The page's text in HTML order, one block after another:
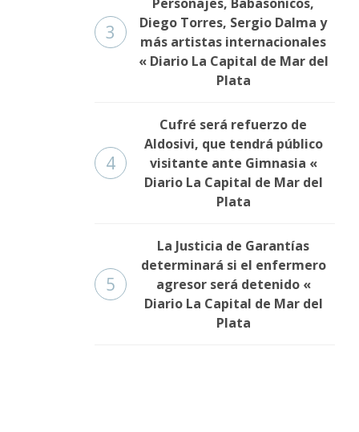
3
Diego Torres, Sergio Dalma y
más artistas internacionales
« Diario La Capital de Mar del
Plata
4
Cufré será refuerzo de
Aldosivi, que tendrá público
visitante ante Gimnasia «
Diario La Capital de Mar del
Plata
5
La Justicia de Garantías
determinará si el enfermero
agresor será detenido «
Diario La Capital de Mar del
Plata